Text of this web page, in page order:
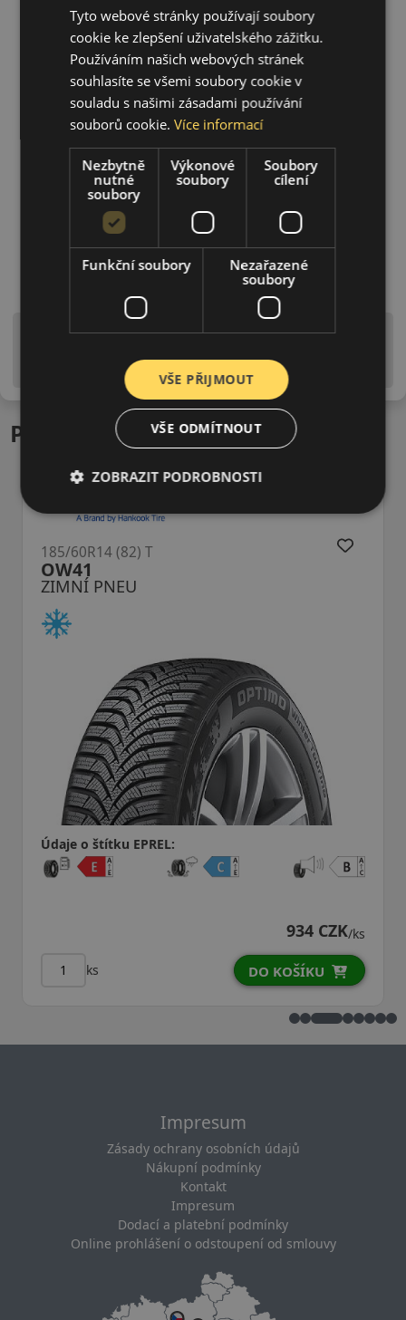
Upozornění! Hodnoty na štítku jsou pouze
is EU štítky ve smyslu dosud platné (předchozí) legislativy.
Podobné produkty
ZIMNÍ PNEU
OW41
185/60R14 (82) T
Údaje o štítku EPREL:
934 CZK/ks
ks DO KOŠÍKU
Impresum
Zásady ochrany osobních údajů
Nákupní podmínky
Kontakt
Impresum
Dodací a platební podmínky
Online prohlášení o odstoupení od smlouvy
Tyto webové stránky používají soubory
cookie ke zlepšení uživatelského zážitku.
Používáním našich webových stránek
souhlasíte se všemi soubory cookie v
souladu s našimi zásadami používání
souborů cookie.Více informací
Nezbytně
nutné
soubory
Výkonové
soubory
Soubory
cílení
Funkční soubory
Nezařazené
soubory
VŠE PŘIJMOUT
VŠE ODMÍTNOUT
ZOBRAZIT PODROBNOSTI